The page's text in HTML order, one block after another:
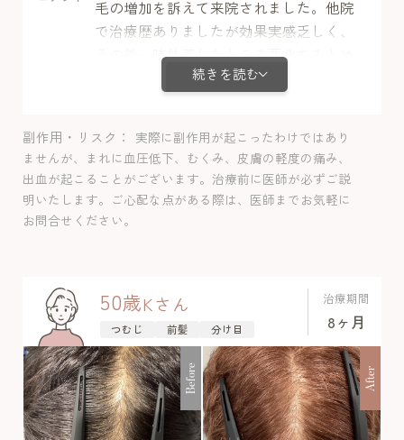
毛の増加を訴えて来院されました。他院
で治療歴ありましたが効果実感乏しく、
その後一時休薬したところ悪化をみとめ
て当院に転院されました。このように生
あります。治療後生え際の伸長とボ
リュームアップを実感しました。頭頂部
の改善も見られ良好な発毛が得られまし
た。経過中に副作用は認めませんでし
続きを読む
副作用・リスク
実際に副作用が起こったわけではあり
ませんが、まれに血圧低下、むくみ、皮膚の軽度の痛み、
出血が起こることがございます。治療前に医師が必ずご説
明いたします。ご心配な点がある際は、医師までお気軽に
お問合せください。
50歳Kさん
つむじ 前髪 分け目
治療期間
8ヶ月
Before After